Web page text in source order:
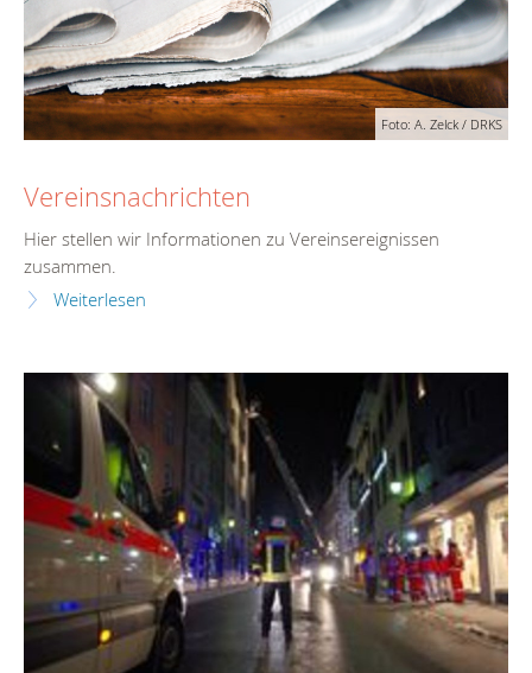
Foto: A. Zelck / DRKS
Vereinsnachrichten
Hier stellen wir Informationen zu Vereinsereignissen
zusammen.
Weiterlesen